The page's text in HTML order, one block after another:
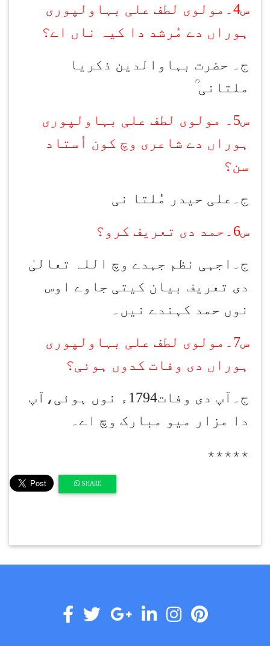
س4۔مولوی لطف علی بہاولپوری
ہوراں دے مُرشد دا کیہ ناں اے؟
ج۔ حضرت بہاوالدین ذکریا
ملتانی ؒ
س5۔ مولوی لطف علی بہاولپوری
ہوراں دے شاعری وچ کون اُستاد
سن؟
ج۔علی حیدر مُلتا نی
س6۔حمد دی تعریف کرو؟
ج۔اجہی نظم جہدے وچ اللہ تعالیٰ
دی تعریف بیان کیتی جاوے اوس
نوں حمد کہندے نیں۔
س7۔مولوی لطف علی بہاولپوری
ہوراں دی وفات کدوں ہوئی؟
ج۔آپ دی وفات1794ء نوں ہوئی،آپ
دا مزار میو مبارک وچ اے۔
٭٭٭٭٭
SHARE